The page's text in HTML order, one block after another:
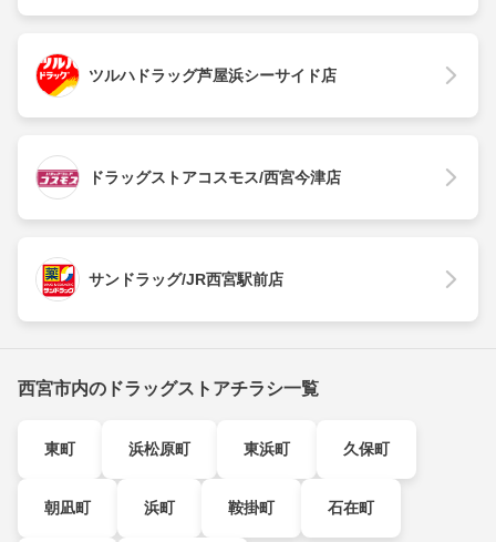
ツルハドラッグ芦屋浜シーサイド店
ドラッグストアコスモス/西宮今津店
サンドラッグ/JR西宮駅前店
西宮市内のドラッグストアチラシ一覧
東町 浜松原町 東浜町 久保町
朝凪町 浜町 鞍掛町 石在町